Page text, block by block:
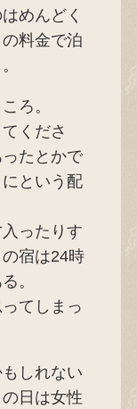
めんどく
料金で泊
ろ。
くださ
たとかで
という配
ったりす
宿は24時
。
てしまっ
しれない
日は女性